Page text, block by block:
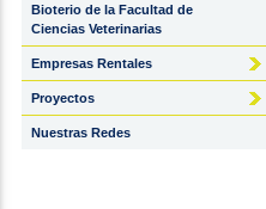
Bioterio de la Facultad de
Ciencias Veterinarias
Empresas Rentales
Proyectos
Nuestras Redes